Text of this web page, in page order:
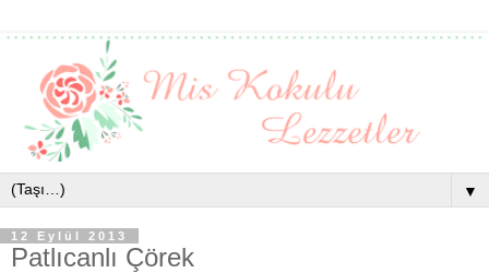
▼
12 Eylül 2013
Patlıcanlı Çörek